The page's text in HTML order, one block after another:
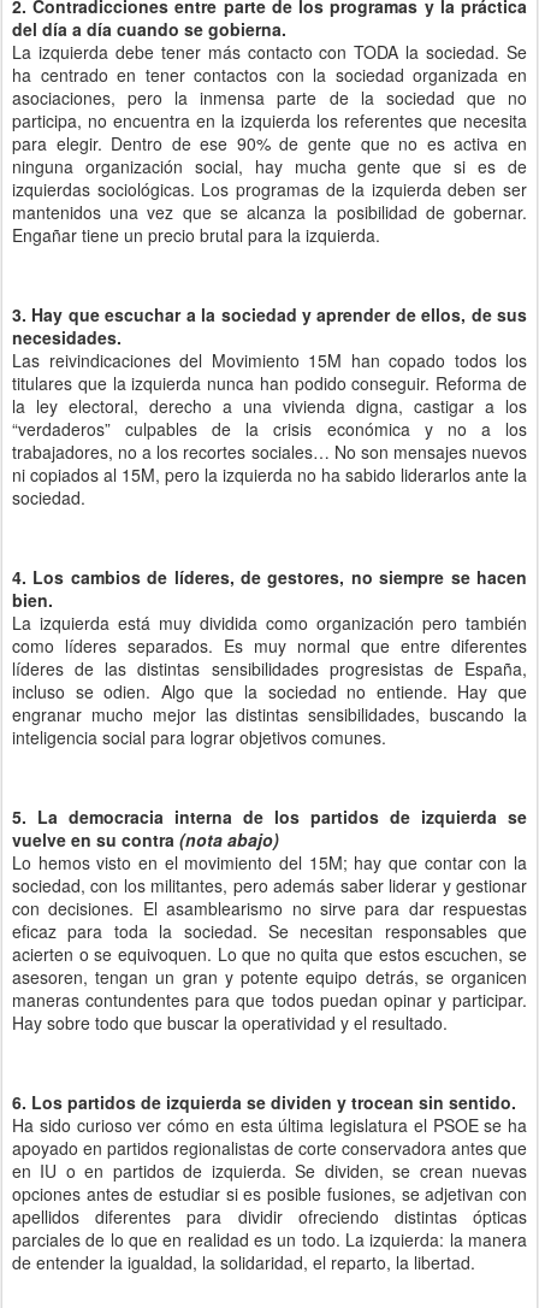
2. Contradicciones entre parte de los programas y la práctica
del día a día cuando se gobierna.
La izquierda debe tener más contacto con TODA la sociedad. Se
ha centrado en tener contactos con la sociedad organizada en
asociaciones, pero la inmensa parte de la sociedad que no
participa, no encuentra en la izquierda los referentes que necesita
para elegir. Dentro de ese 90% de gente que no es activa en
ninguna organización social, hay mucha gente que si es de
izquierdas sociológicas. Los programas de la izquierda deben ser
mantenidos una vez que se alcanza la posibilidad de gobernar.
Engañar tiene un precio brutal para la izquierda.
3. Hay que escuchar a la sociedad y aprender de ellos, de sus
necesidades.
Las reivindicaciones del Movimiento 15M han copado todos los
titulares que la izquierda nunca han podido conseguir. Reforma de
la ley electoral, derecho a una vivienda digna, castigar a los
“verdaderos” culpables de la crisis económica y no a los
trabajadores, no a los recortes sociales… No son mensajes nuevos
ni copiados al 15M, pero la izquierda no ha sabido liderarlos ante la
sociedad.
4. Los cambios de líderes, de gestores, no siempre se hacen
bien.
La izquierda está muy dividida como organización pero también
como líderes separados. Es muy normal que entre diferentes
líderes de las distintas sensibilidades progresistas de España,
incluso se odien. Algo que la sociedad no entiende. Hay que
engranar mucho mejor las distintas sensibilidades, buscando la
inteligencia social para lograr objetivos comunes.
5. La democracia interna de los partidos de izquierda se
vuelve en su contra (nota abajo)
Lo hemos visto en el movimiento del 15M; hay que contar con la
sociedad, con los militantes, pero además saber liderar y gestionar
con decisiones. El asamblearismo no sirve para dar respuestas
eficaz para toda la sociedad. Se necesitan responsables que
acierten o se equivoquen. Lo que no quita que estos escuchen, se
asesoren, tengan un gran y potente equipo detrás, se organicen
maneras contundentes para que todos puedan opinar y participar.
Hay sobre todo que buscar la operatividad y el resultado.
6. Los partidos de izquierda se dividen y trocean sin sentido.
Ha sido curioso ver cómo en esta última legislatura el PSOE se ha
apoyado en partidos regionalistas de corte conservadora antes que
en IU o en partidos de izquierda. Se dividen, se crean nuevas
opciones antes de estudiar si es posible fusiones, se adjetivan con
apellidos diferentes para dividir ofreciendo distintas ópticas
parciales de lo que en realidad es un todo. La izquierda: la manera
de entender la igualdad, la solidaridad, el reparto, la libertad.